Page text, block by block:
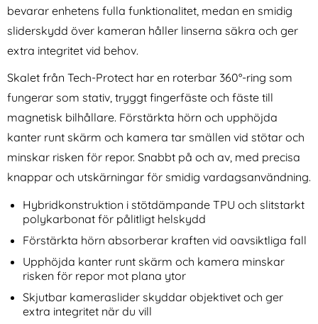
Transparent
Samsung Galaxy S26 Skal
Shockproof Hybrid Röd
Art. nr 246145
rea pris
99 krtidigare pris
99 kr
Tillgänglighet:
I lager
Galaxy S26 Skal Shockproof Hybrid Röd
Privacy
Art. nr 238605
rea pris
119 krtidigare pris
119 kr
Tillgänglighet:
I lager
Tech-Protect Galaxy A36 / A56
bevarar enhetens fulla funktionalitet, medan en smidig
sliderskydd över kameran håller linserna säkra och ger
extra integritet vid behov.
Skalet från Tech-Protect har en roterbar 360°-ring som
fungerar som stativ, tryggt fingerfäste och fäste till
magnetisk bilhållare. Förstärkta hörn och upphöjda
kanter runt skärm och kamera tar smällen vid stötar och
minskar risken för repor. Snabbt på och av, med precisa
knappar och utskärningar för smidig vardagsanvändning.
Hybridkonstruktion i stötdämpande TPU och slitstarkt
polykarbonat för pålitligt helskydd
Förstärkta hörn absorberar kraften vid oavsiktliga fall
Upphöjda kanter runt skärm och kamera minskar
risken för repor mot plana ytor
Skjutbar kameraslider skyddar objektivet och ger
extra integritet när du vill